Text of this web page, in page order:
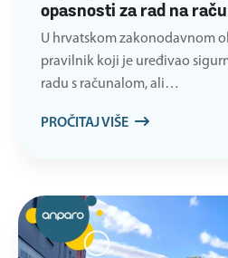
opasnosti za rad na
U hrvatskom zakonodavnom
pravilnik koji je uređivao
radu s računalom, ali…
PROČITAJ VIŠE